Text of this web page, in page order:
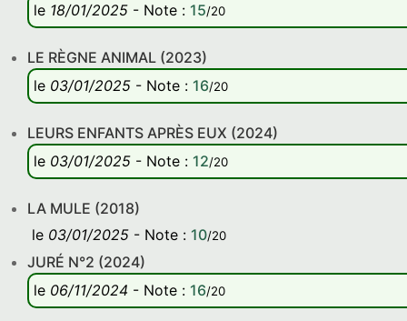
le 18/01/2025 - Note : 15/20
LE RÈGNE ANIMAL (2023)
le 03/01/2025 - Note : 16/20
LEURS ENFANTS APRÈS EUX (2024)
le 03/01/2025 - Note : 12/20
LA MULE (2018)
le 03/01/2025 - Note : 10/20
JURÉ N°2 (2024)
le 06/11/2024 - Note : 16/20